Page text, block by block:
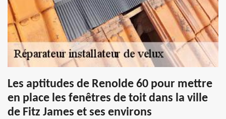
Les aptitudes de Renolde 60 pour mettre
en place les fenêtres de toit dans la ville
de Fitz James et ses environs